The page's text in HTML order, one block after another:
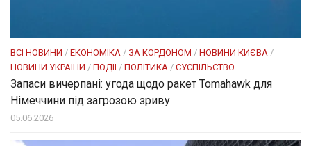
ВСІ НОВИНИ / ЕКОНОМІКА / ЗА КОРДОНОМ / НОВИНИ КИЄВА /
НОВИНИ УКРАЇНИ / ПОДІЇ/ ПОЛІТИКА / СУСПІЛЬСТВО
Запаси вичерпані: угода щодо ракет Tomahawk для
Німеччини під загрозою зриву
05.06.2026